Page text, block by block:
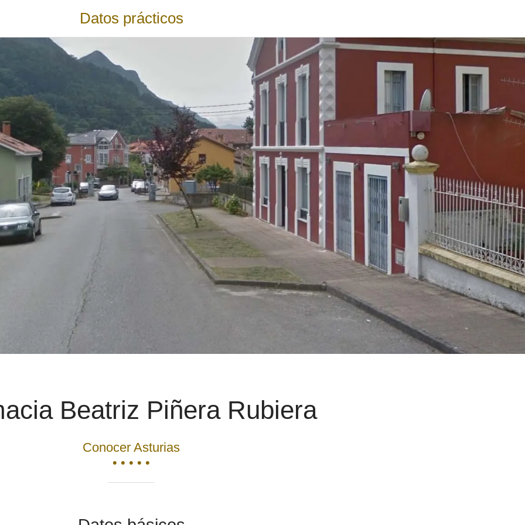
Datos prácticos
Beatriz Piñera Rubiera
Conocer Asturias
• • • • •